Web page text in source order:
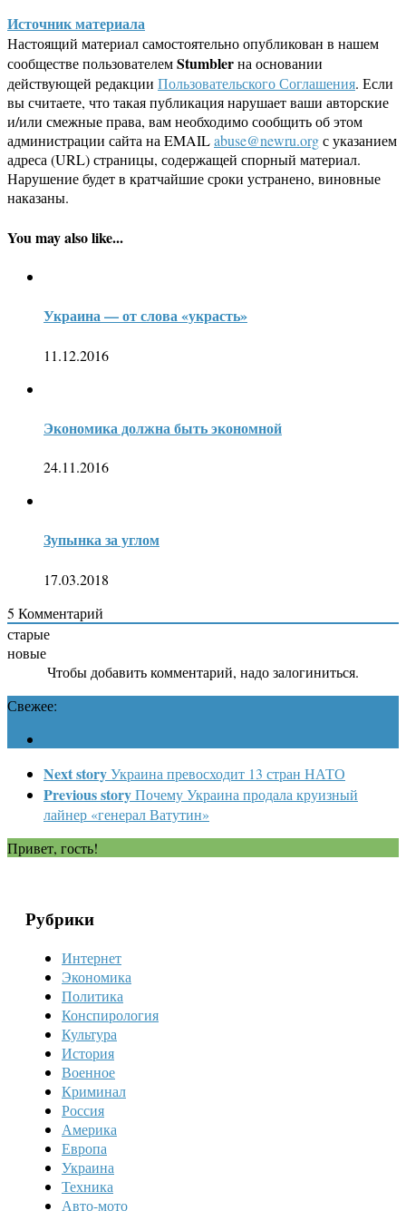
Источник материала
Настоящий материал самостоятельно опубликован в нашем
сообществе пользователемStumblerна основании
действующей редакции Пользовательского Соглашения. Если
вы считаете, что такая публикация нарушает ваши авторские
и/или смежные права, вам необходимо сообщить об этом
администрации сайта на EMAILabuse@newru.orgс указанием
адреса (URL) страницы, содержащей спорный материал.
Нарушение будет в кратчайшие сроки устранено, виновные
наказаны.
You may also like...
Украина — от слова «украсть»
11.12.2016
Экономика должна быть экономной
24.11.2016
Зупынка за углом
17.03.2018
5 Комментарий
старые
новые
Чтобы добавить комментарий, надо залогиниться.
Свежее:
Next storyУкраина превосходит 13 стран НАТО
Previous storyПочему Украина продала круизный
лайнер «генерал Ватутин»
Привет, гость!
Рубрики
Интернет
Экономика
Политика
Конспирология
Культура
История
Военное
Криминал
Россия
Америка
Европа
Украина
Техника
Авто-мото